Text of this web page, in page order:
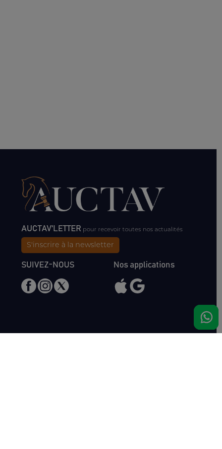
AUCTAV'LETTER pour recevoir toutes nos actualités
S'inscrire à la newsletter
SUIVEZ-NOUS Nos applications